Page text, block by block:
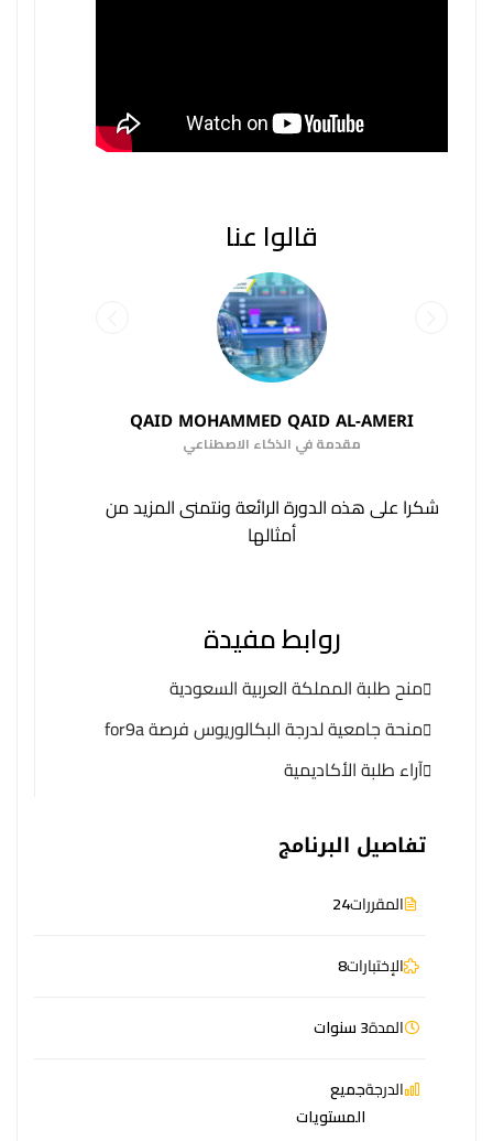
قالوا عنا
QAID MOHAMMED QAID AL-AMERI
مقدمة في الذكاء الاصطناعي
شكرا على هذه الدورة الرائعة ونتمنى المزيد من
أمثالها
روابط مفيدة
منح طلبة المملكة العربية السعودية
منحة جامعية لدرجة البكالوريوس فرصة for9a
آراء طلبة الأكاديمية
تفاصيل البرنامج
المقررات24
الإختبارات8
المدة3 سنوات
الدرجةجميع
المستويات